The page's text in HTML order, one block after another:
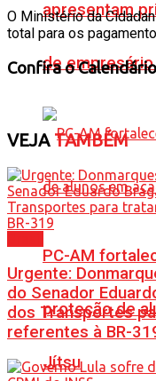
apresentam
de
PC-AM
proteção de
Jítsu
O Ministério da
total para os
Confira o
VEJATAMBÉM
Urgente:
do Senador
dos Transportes
referentes à BR-